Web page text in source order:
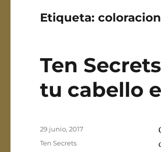
Etiqueta:coloracion
Ten
tu cabello
Publicado
29 junio, 2017
Categorías
Ten Secrets